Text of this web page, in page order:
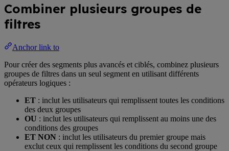
Combiner plusieurs groupes de
filtres
Anchor link to
Pour créer des segments plus avancés et ciblés, combinez plusieurs
groupes de filtres dans un seul segment en utilisant différents
opérateurs logiques :
ET : inclut les utilisateurs qui remplissent toutes les conditions
des deux groupes
OU : inclut les utilisateurs qui remplissent au moins une des
conditions des groupes
ET NON : inclut les utilisateurs du premier groupe mais
exclut ceux qui remplissent les conditions du second groupe